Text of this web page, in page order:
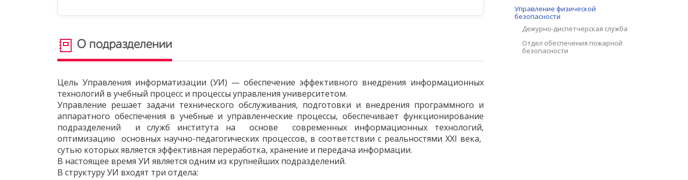
О подразделении
Цель Управления информатизации (УИ) — обеспечение эффективного внедрения информационных
технологий в учебный процесс и процессы управления университетом.
Управление решает задачи технического обслуживания, подготовки и внедрения программного и
аппаратного обеспечения в учебные и управленческие процессы, обеспечивает функционирование
подразделений и служб института на основе современных информационных технологий,
оптимизацию основных научно-педагогических процессов, в соответствии с реальностями XXI века,
сутью которых является эффективная переработка, хранение и передача информации.
В настоящее время УИ является одним из крупнейших подразделений.
В структуру УИ входят три отдела:
Управление физической
безопасности
Дежурно-диспетчерская служба
Отдел обеспечения пожарной
безопасности